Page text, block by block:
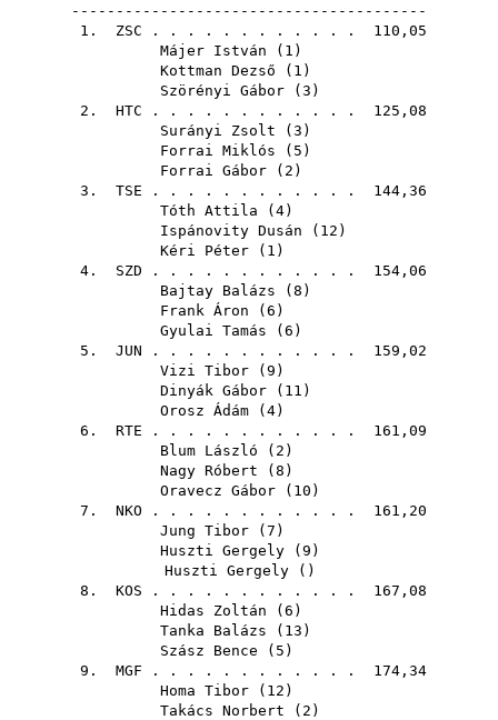
----------------------------------------
1. ZSC . . . . . . . . . . . . 110,05
Májer István ( 1 )
Kottman Dezső ( 1 )
Szörényi Gábor ( 3 )
2. HTC . . . . . . . . . . . . 125,08
Surányi Zsolt ( 3 )
Forrai Miklós ( 5 )
Forrai Gábor ( 2 )
3. TSE . . . . . . . . . . . . 144,36
Tóth Attila ( 4)
Ispánovity Dusán ( 12 )
Kéri Péter ( 1 )
4. SZD . . . . . . . . . . . . 154,06
Bajtay Balázs ( 8 )
Frank Áron ( 6 )
Gyulai Tamás ( 6 )
5. JUN . . . . . . . . . . . . 159,02
Vizi Tibor ( 9 )
Dinyák Gábor ( 11 )
Orosz Ádám ( 4)
6. RTE . . . . . . . . . . . . 161,09
Blum László ( 2 )
Nagy Róbert ( 8 )
Oravecz Gábor ( 10 )
7. NKO . . . . . . . . . . . . 161,20
Jung Tibor ( 7 )
Huszti Gergely ( 9 )
Huszti Gergely ()
8. KOS . . . . . . . . . . . . 167,08
Hidas Zoltán ( 6 )
Tanka Balázs ( 13 )
Szász Bence ( 5 )
9. MGF . . . . . . . . . . . . 174,34
Homa Tibor ( 12 )
Takács Norbert ( 2 )